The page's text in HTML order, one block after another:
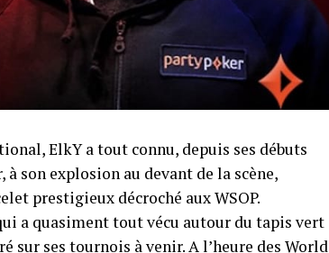
ElkY a tout connu, depuis ses débuts
son explosion au devant de la scène,
prestigieux décroché aux WSOP.
a quasiment tout vécu autour du tapis vert
ses tournois à venir. A l’heure des World